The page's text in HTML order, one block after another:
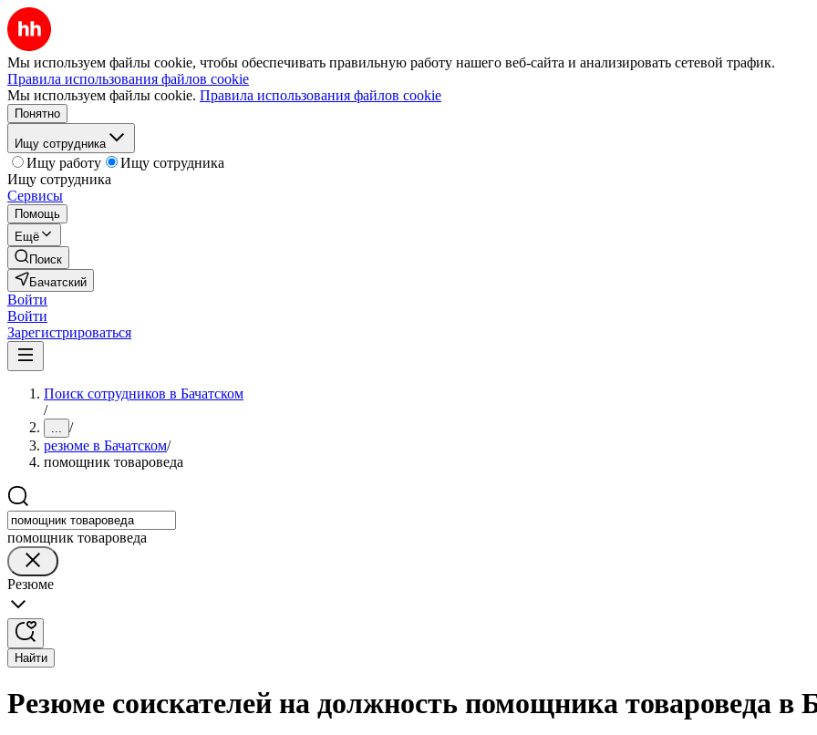
Мы используем файлы cookie, чтобы обеспечивать правильную работу нашего веб-сайта и анализировать сетевой трафик.
Правила использования файлов cookie
Мы используем файлы cookie. Правила использования файлов cookie
Понятно
Ищу сотрудника
Ищу работу
Ищу сотрудника
Ищу сотрудника
Сервисы
Помощь
Ещё
Поиск
Бачатский
Войти
Войти
Зарегистрироваться
Поиск сотрудников в Бачатском
/
... /
резюме в Бачатском/
помощник товароведа
помощник товароведа
Резюме
Найти
Резюме соискателей на должность помощника товароведа в